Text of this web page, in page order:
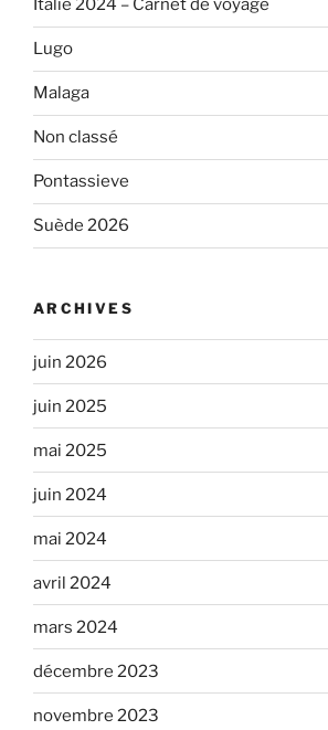
Italie 2024 – Carnet de voyage
Lugo
Malaga
Non classé
Pontassieve
Suède 2026
ARCHIVES
juin 2026
juin 2025
mai 2025
juin 2024
mai 2024
avril 2024
mars 2024
décembre 2023
novembre 2023